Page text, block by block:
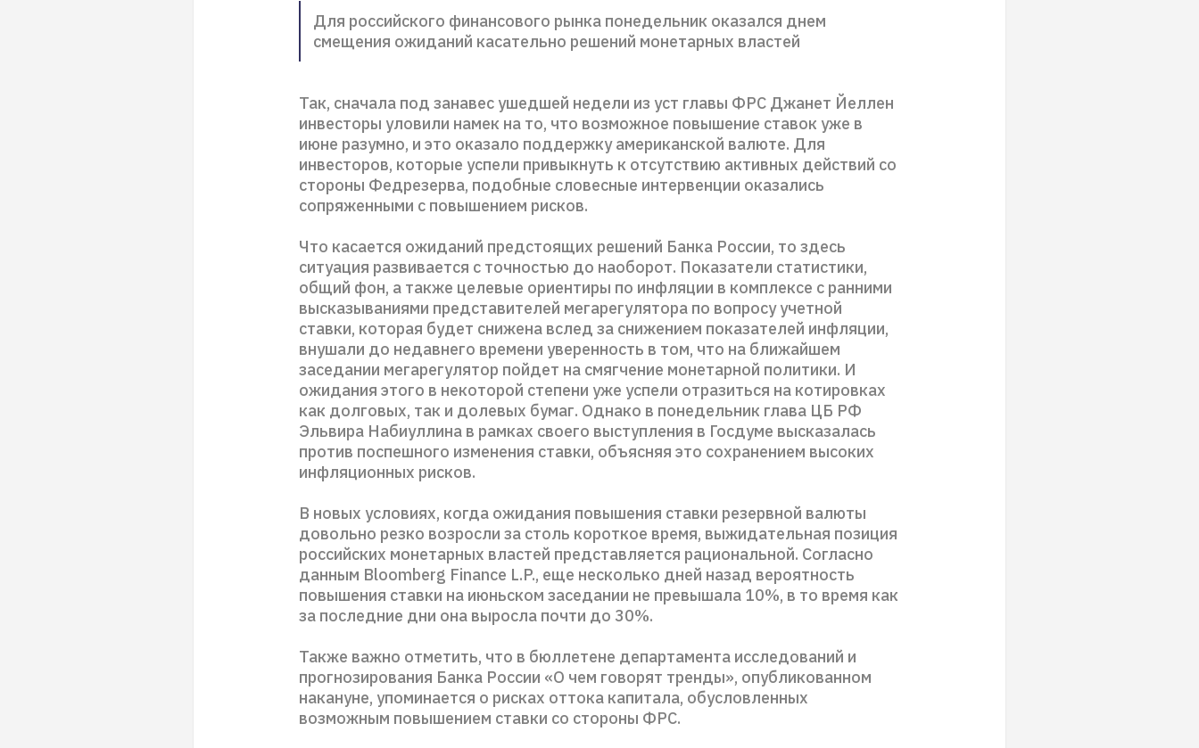
Для российского финансового рынка понедельник оказался днем
смещения ожиданий касательно решений монетарных властей
Так, сначала под занавес ушедшей недели из уст главы ФРС Джанет Йеллен
инвесторы уловили намек на то, что возможное повышение ставок уже в
июне разумно, и это оказало поддержку американской валюте. Для
инвесторов, которые успели привыкнуть к отсутствию активных действий со
стороны Федрезерва, подобные словесные интервенции оказались
сопряженными с повышением рисков.
Что касается ожиданий предстоящих решений Банка России, то здесь
ситуация развивается с точностью до наоборот. Показатели статистики,
общий фон, а также целевые ориентиры по инфляции в комплексе с ранними
высказываниями представителей мегарегулятора по вопросу учетной
ставки, которая будет снижена вслед за снижением показателей инфляции,
внушали до недавнего времени уверенность в том, что на ближайшем
заседании мегарегулятор пойдет на смягчение монетарной политики. И
ожидания этого в некоторой степени уже успели отразиться на котировках
как долговых, так и долевых бумаг. Однако в понедельник глава ЦБ РФ
Эльвира Набиуллина в рамках своего выступления в Госдуме высказалась
против поспешного изменения ставки, объясняя это сохранением высоких
инфляционных рисков.
В новых условиях, когда ожидания повышения ставки резервной валюты
довольно резко возросли за столь короткое время, выжидательная позиция
российских монетарных властей представляется рациональной. Согласно
данным Bloomberg Finance L.P., еще несколько дней назад вероятность
повышения ставки на июньском заседании не превышала 10%, в то время как
за последние дни она выросла почти до 30%.
Также важно отметить, что в бюллетене департамента исследований и
прогнозирования Банка России «О чем говорят тренды», опубликованном
накануне, упоминается о рисках оттока капитала, обусловленных
возможным повышением ставки со стороны ФРС.